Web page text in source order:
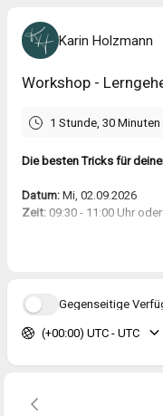
Karin Holzmann
Workshop -
1 Stunde, 30 Minuten
Die besten Tricks für
Datum: Mi, 02.09.2026
Zeit: 09:30 - 11:00 Uhr
Wertschätzung:
Erwachsene: 12 €
Kinder & Jugendliche: 10 €
Beschreibung:
dauerhaft, ohne stures
Gegenseitige
(+00:00) UTC - UTC